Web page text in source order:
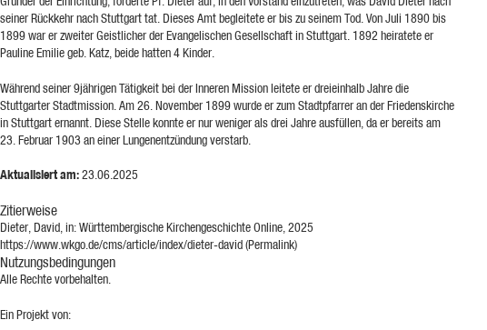
seiner Rückkehr nach Stuttgart tat. Dieses Amt begleitete er bis zu seinem Tod. Von Juli 1890 bis
1899 war er zweiter Geistlicher der Evangelischen Gesellschaft in Stuttgart. 1892 heiratete er
Pauline Emilie geb. Katz, beide hatten 4 Kinder.
Während seiner 9jährigen Tätigkeit bei der Inneren Mission leitete er dreieinhalb Jahre die
Stuttgarter Stadtmission. Am 26. November 1899 wurde er zum Stadtpfarrer an der Friedenskirche
in Stuttgart ernannt. Diese Stelle konnte er nur weniger als drei Jahre ausfüllen, da er bereits am
23. Februar 1903 an einer Lungenentzündung verstarb.
Aktualisiert am:23.06.2025
Zitierweise
Dieter, David, in: Württembergische Kirchengeschichte Online, 2025
https://www.wkgo.de/cms/article/index/dieter-david (Permalink)
Nutzungsbedingungen
Alle Rechte vorbehalten.
Ein Projekt von: